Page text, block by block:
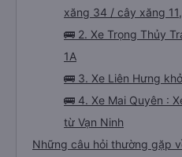
xăng 34 / cây xăng
🚌 2. Xe Trọng Thủy
1A
🚌 3. Xe Liên Hưng
🚌 4. Xe Mai Quyên :
từ Vạn Ninh
Những câu hỏi thường gặp